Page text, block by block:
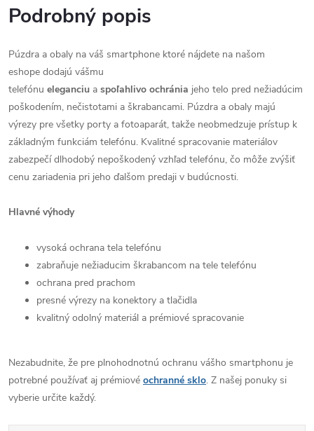
Podrobný popis
Púzdra a obaly na váš smartphone ktoré nájdete na našom
eshope dodajú vášmu
telefónu eleganciu a spoľahlivo ochránia jeho telo pred nežiadúcim
poškodením, nečistotami a škrabancami. Púzdra a obaly majú
výrezy pre všetky porty a fotoaparát, takže neobmedzuje prístup k
základným funkciám telefónu. Kvalitné spracovanie materiálov
zabezpečí dlhodobý nepoškodený vzhľad telefónu, čo môže zvýšiť
cenu zariadenia pri jeho ďalšom predaji v budúcnosti.
Hlavné výhody
vysoká ochrana tela telefónu
zabraňuje nežiaducim škrabancom na tele telefónu
ochrana pred prachom
presné výrezy na konektory a tlačidla
kvalitný odolný materiál a prémiové spracovanie
Nezabudnite, že pre plnohodnotnú ochranu vášho smartphonu je
potrebné používať aj prémiové ochranné sklo. Z našej ponuky si
vyberie určite každý.